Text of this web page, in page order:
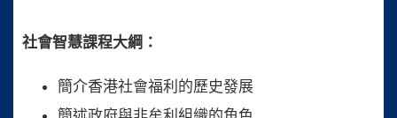
社會智慧課程大綱：
簡介香港社會福利的歷史發展